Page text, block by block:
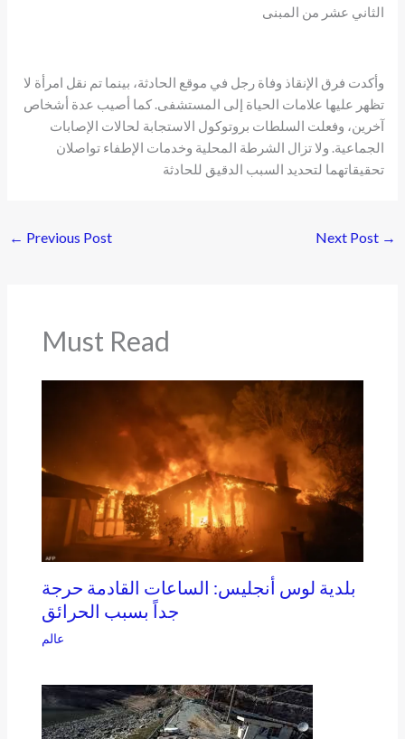
الثاني عشر من المبنى
وأكدت فرق الإنقاذ وفاة رجل في موقع الحادثة، بينما تم نقل امرأة لا
تظهر عليها علامات الحياة إلى المستشفى. كما أصيب عدة أشخاص
آخرين، وفعلت السلطات بروتوكول الاستجابة لحالات الإصابات
الجماعية. ولا تزال الشرطة المحلية وخدمات الإطفاء تواصلان
تحقيقاتهما لتحديد السبب الدقيق للحادثة
← Previous Post Next Post →
Must Read
بلدية لوس أنجليس: الساعات القادمة حرجة
جداً بسبب الحرائق
عالم